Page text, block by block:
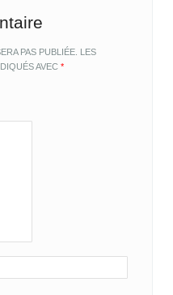
PAS PUBLIÉE. LES
AVEC*